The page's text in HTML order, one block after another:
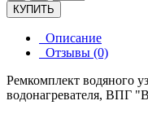
КУПИТЬ
Описание
Отзывы (0)
Ремкомплект водяного
водонагревателя, ВПГ